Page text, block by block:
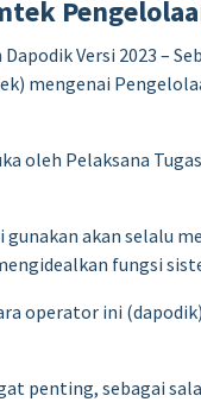
Versi 2023 –
mengenai
oleh Pelaksana
akan selalu
fungsi
operator ini
penting, sebagai